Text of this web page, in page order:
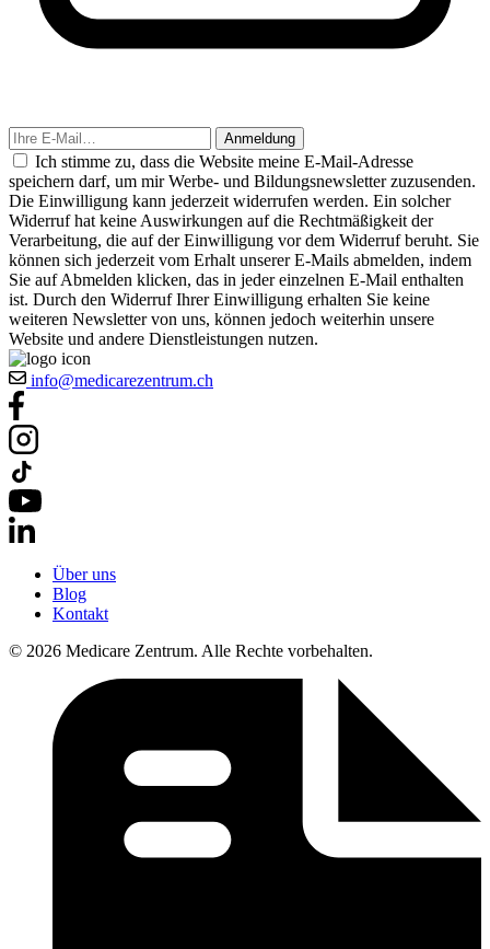
Anmeldung
Ich stimme zu, dass die Website meine E-Mail-Adresse
speichern darf, um mir Werbe- und Bildungsnewsletter zuzusenden.
Die Einwilligung kann jederzeit widerrufen werden. Ein solcher
Widerruf hat keine Auswirkungen auf die Rechtmäßigkeit der
Verarbeitung, die auf der Einwilligung vor dem Widerruf beruht. Sie
können sich jederzeit vom Erhalt unserer E-Mails abmelden, indem
Sie auf Abmelden klicken, das in jeder einzelnen E-Mail enthalten
ist. Durch den Widerruf Ihrer Einwilligung erhalten Sie keine
weiteren Newsletter von uns, können jedoch weiterhin unsere
Website und andere Dienstleistungen nutzen.
info@medicarezentrum.ch
Über uns
Blog
Kontakt
© 2026 Medicare Zentrum. Alle Rechte vorbehalten.